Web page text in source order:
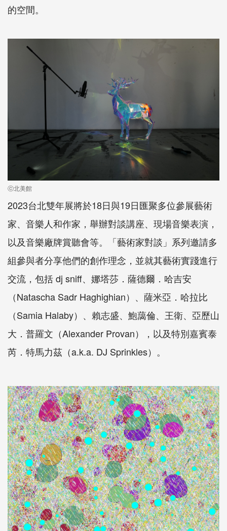
的空間。
ⓒ北美館
2023台北雙年展將於18日與19日匯聚多位參展藝術
家、音樂人和作家，舉辦對談講座、現場音樂表演，
以及音樂廠牌賞聽會等。「藝術家對談」系列邀請多
組參與者分享他們的創作理念，並就其藝術實踐進行
交流，包括 dj sniff、娜塔莎．薩德爾．哈吉安
（Natascha Sadr Haghighian）、薩米亞．哈拉比
（Samia Halaby）、賴志盛、鮑藹倫、王衛、亞歷山
大．普羅文（Alexander Provan），以及特別嘉賓泰
芮．特馬力茲（a.k.a. DJ Sprinkles）。